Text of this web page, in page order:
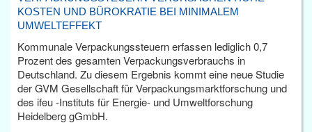
KOSTEN UND BÜROKRATIE BEI MINIMALEM
UMWELTEFFEKT
Kommunale Verpackungssteuern erfassen lediglich 0,7
Prozent des gesamten Verpackungsverbrauchs in
Deutschland. Zu diesem Ergebnis kommt eine neue Studie
der GVM Gesellschaft für Verpackungsmarktforschung und
des ifeu -Instituts für Energie- und Umweltforschung
Heidelberg gGmbH.